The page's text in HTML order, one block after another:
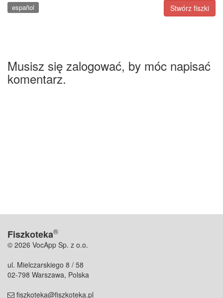
Stwórz fiszki
español
Musisz się zalogować, by móc napisać
komentarz.
Fiszkoteka®
© 2026 VocApp Sp. z o.o.
ul. Mielczarskiego 8 / 58
02-798 Warszawa, Polska
fiszkoteka@fiszkoteka.pl